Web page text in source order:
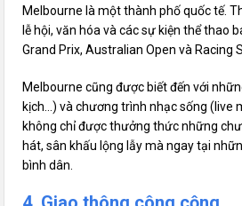
Melbourne là một thành phố quốc tế.
lễ hội, văn hóa và các sự kiện thể thao
Grand Prix, Australian Open và Racing
Melbourne cũng được biết đến với
kịch…) và chương trình nhạc sống (live
không chỉ được thưởng thức những
hát, sân khấu lộng lẫy mà ngay tại
bình dân.